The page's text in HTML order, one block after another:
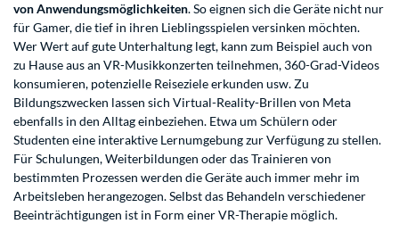
von Anwendungsmöglichkeiten. So eignen sich die Geräte nicht nur
für Gamer, die tief in ihren Lieblingsspielen versinken möchten.
Wer Wert auf gute Unterhaltung legt, kann zum Beispiel auch von
zu Hause aus an VR-Musikkonzerten teilnehmen, 360-Grad-Videos
konsumieren, potenzielle Reiseziele erkunden usw. Zu
Bildungszwecken lassen sich Virtual-Reality-Brillen von Meta
ebenfalls in den Alltag einbeziehen. Etwa um Schülern oder
Studenten eine interaktive Lernumgebung zur Verfügung zu stellen.
Für Schulungen, Weiterbildungen oder das Trainieren von
bestimmten Prozessen werden die Geräte auch immer mehr im
Arbeitsleben herangezogen. Selbst das Behandeln verschiedener
Beeinträchtigungen ist in Form einer VR-Therapie möglich.